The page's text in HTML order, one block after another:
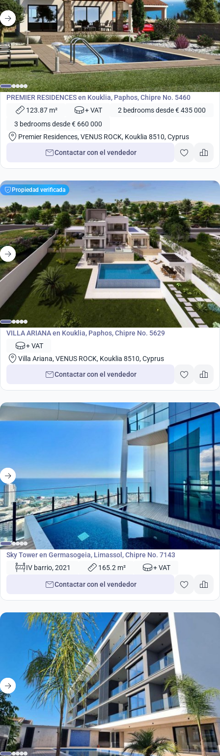
desde€435 000
Desarrollo
PREMIER RESIDENCES en Kouklia, Paphos, Chipre No. 5460
123.87 m²
+ VAT
2 bedrooms desde € 435 000
3 bedrooms desde € 660 000
Premier Residences, VENUS ROCK, Kouklia 8510, Cyprus
Contactar con el vendedor
Propiedad verificada
Desarrollo
VILLA ARIANA en Kouklia, Paphos, Chipre No. 5629
+ VAT
Villa Ariana, VENUS ROCK, Kouklia 8510, Cyprus
Contactar con el vendedor
desde €3 800 000
Desarrollo
Sky Tower en Germasogeia, Limassol, Chipre No. 7143
IV barrio, 2021
165.2 m² + VAT
Contactar con el vendedor
Desarrollo